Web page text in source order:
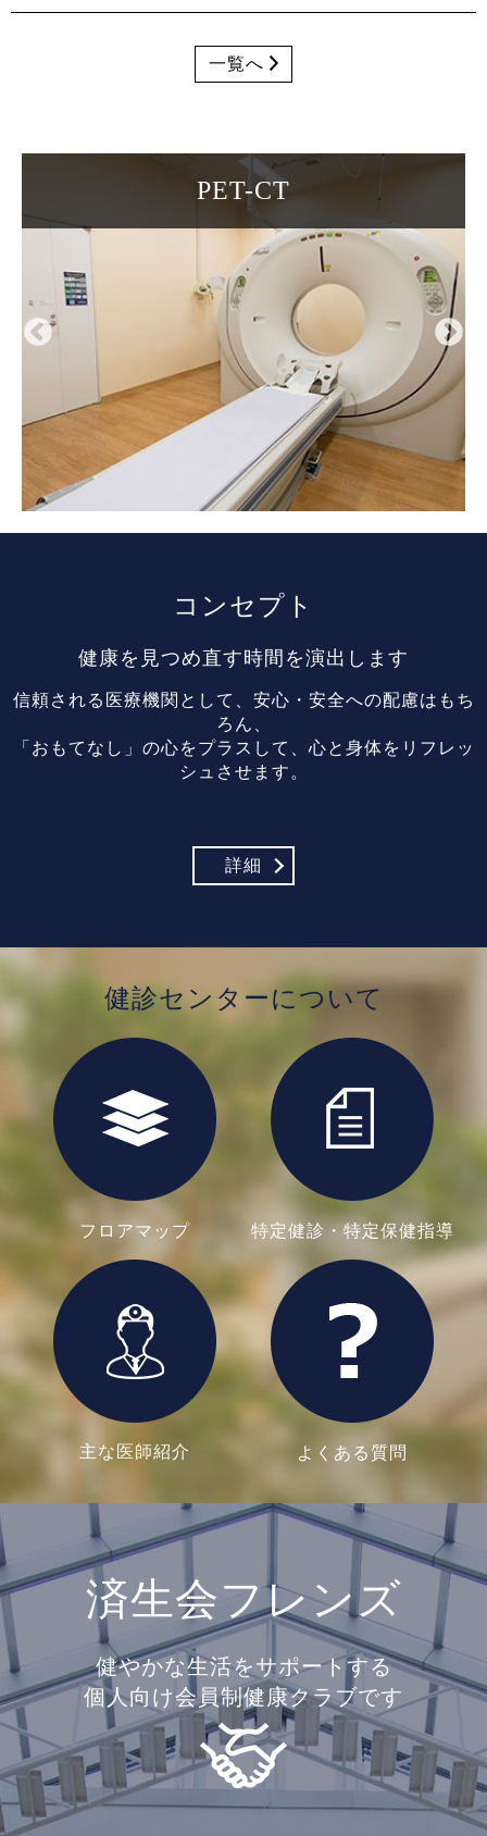
一覧へ
PET-CT
コンセプト
健康を見つめ直す時間を演出します
信頼される医療機関として、安心・安全への配慮はもち
ろん、
「おもてなし」の心をプラスして、心と身体をリフレッ
シュさせます。
詳細
健診センターについて
フロアマップ 特定健診・ 特定保健指導
主な医師紹介 よくある質問
済生会フレンズ
健やかな生活をサポートする
個人向け会員制健康クラブです